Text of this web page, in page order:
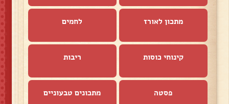
מתכון לאורז לחמים
קינוחי כוסות ריבות
פסטה מתכונים טבעוניים